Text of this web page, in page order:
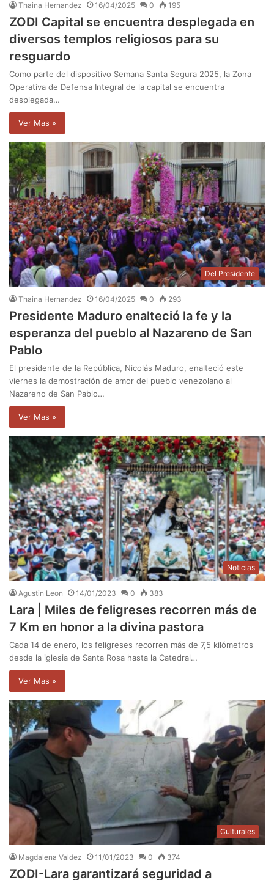
Thaina Hernandez 16/04/2025 0 195
ZODI Capital se encuentra desplegada en
diversos templos religiosos para su
resguardo
Como parte del dispositivo Semana Santa Segura 2025, la Zona
Operativa de Defensa Integral de la capital se encuentra
desplegada…
Ver Mas »
Del Presidente
Thaina Hernandez 16/04/2025 0 293
Presidente Maduro enalteció la fe y la
esperanza del pueblo al Nazareno de San
Pablo
El presidente de la República, Nicolás Maduro, enalteció este
viernes la demostración de amor del pueblo venezolano al
Nazareno de San Pablo…
Ver Mas »
Noticias
Agustin Leon 14/01/2023 0 383
Lara | Miles de feligreses recorren más de
7 Km en honor a la divina pastora
Cada 14 de enero, los feligreses recorren más de 7,5 kilómetros
desde la iglesia de Santa Rosa hasta la Catedral…
Ver Mas »
Culturales
Magdalena Valdez 11/01/2023 0 374
ZODI-Lara garantizará seguridad a